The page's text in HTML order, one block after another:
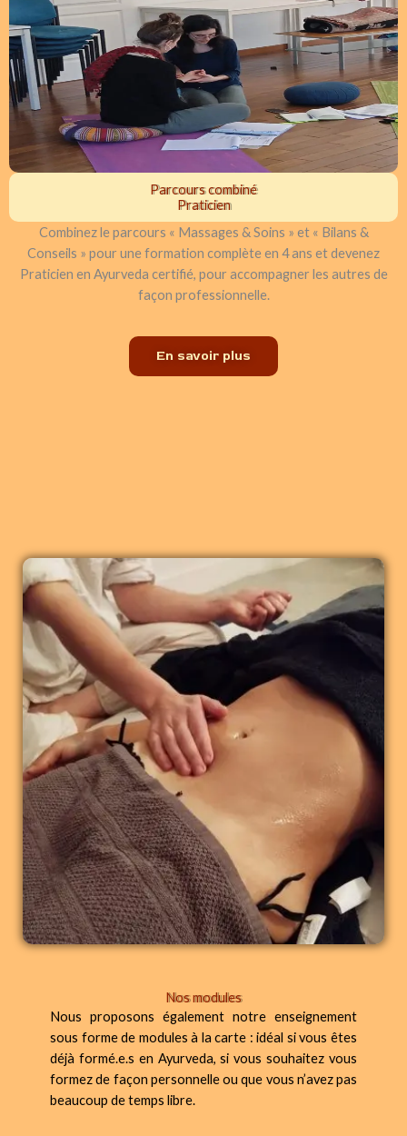
Parcours combiné
Praticien
Combinez le parcours « Massages & Soins » et « Bilans &
Conseils » pour une formation complète en 4 ans et devenez
Praticien en Ayurveda certifié, pour accompagner les autres de
façon professionnelle.
En savoir plus
Nos modules
Nous proposons également notre enseignement
sous forme de modules à la carte : idéal si vous êtes
déjà formé.e.s en Ayurveda, si vous souhaitez vous
formez de façon personnelle ou que vous n’avez pas
beaucoup de temps libre.